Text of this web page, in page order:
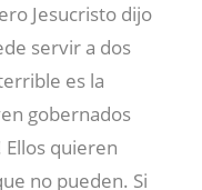
Jesucristo dijo
servir a dos
es la
gobernados
quieren
no pueden. Si